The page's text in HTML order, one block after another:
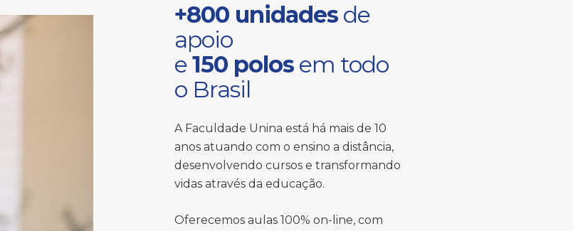
+800 unidadesde
apoio
e150 polosem todo
o Brasil
A Faculdade Unina está há mais de 10
anos atuando com o ensino a distância,
desenvolvendo cursos e transformando
vidas através da educação.
Oferecemos aulas 100% on-line, com